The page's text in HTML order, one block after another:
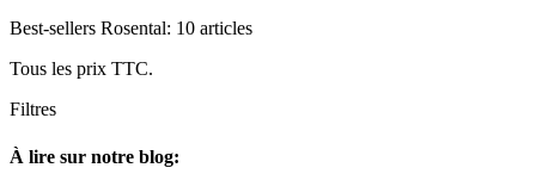
Best-sellers Rosental: 10 articles
Tous les prix TTC.
Filtres
À lire sur notre blog: